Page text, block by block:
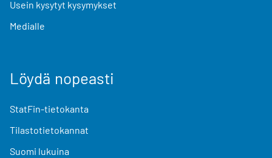
Usein kysytyt kysymykset
Medialle
Löydä nopeasti
StatFin-tietokanta
Tilastotietokannat
Suomi lukuina